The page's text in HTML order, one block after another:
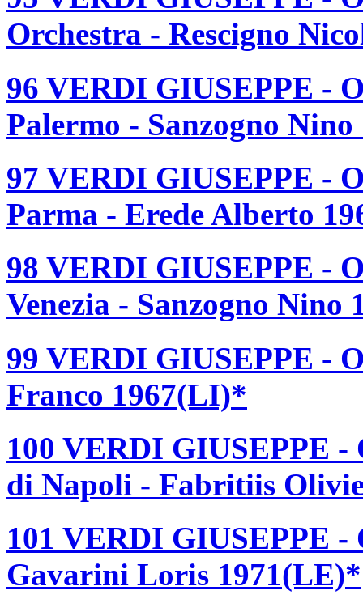
Orchestra - Rescigno
96 VERDI GIUSEPPE -
Palermo - Sanzogno
97 VERDI GIUSEPPE -
Parma - Erede Alberto
98 VERDI GIUSEPPE -
Venezia - Sanzogno Nino
99 VERDI GIUSEPPE -
Franco 1967(LI)*
100 VERDI GIUSEPPE
di Napoli - Fabritiis
101 VERDI GIUSEPPE
Gavarini Loris 1971(LE)*